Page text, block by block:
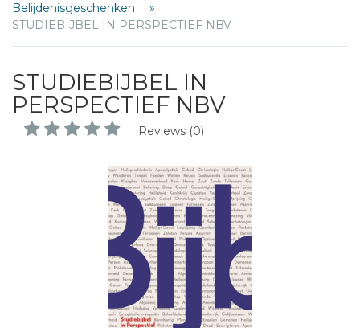
Belijdenisgeschenken
STUDIEBIJBEL IN PERSPECTIEF NBV
STUDIEBIJBEL IN
PERSPECTIEF NBV
Reviews (0)
Schrijf hieronder je review!